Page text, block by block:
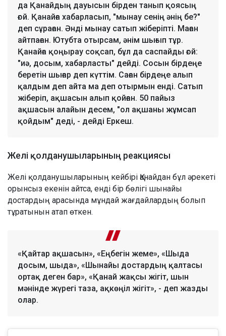
да Қанайдың дауысын бірден танып қоясың
ғой. Қанайға хабарласып, "мынау сенің әнің бе?"
деп сұраған. Әнді мынау сатып жіберіпті. Маған
айтпаған. Ютубта отырсам, әнім шығып тұр.
Қанайға қоңырау соқсап, бұл да саспайды ғой:
"иә, досым, хабарласты" дейді. Сосын бірдеңе
беретін шығар деп күттім. Саған бірдеңе алып
қалдым деп айта ма деп отырмын енді. Сатып
жіберіп, ақшасын алып қойған. 50 пайыз
ақшасын алайын десем, "ол ақшаны жұмсап
қойдым" деді, - дейді Еркеш.
Желі қолданушыларының реакциясы
Желі қолданушыларының кейбірі Қанайдан бұл әрекеті
орынсыз екенін айтса, енді бір бөлігі шынайы
достардың арасында мұндай жағдайлардың болып
тұратынын атап өткен.
«Қайтар ақшасын», «Еңбегін жеме», «Шыда
досым, шыда», «Шынайы достардың қалтасы
ортақ деген бар», «Қанай жақсы жігіт, шын
мәнінде жүрегі таза, ақкөңіл жігіт», - деп жазды
олар.